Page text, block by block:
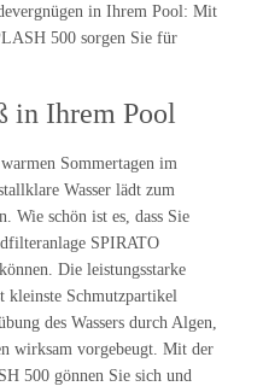
in Ihrem Pool: Mit
500 sorgen Sie für
in Ihrem Pool
Sommertagen im
Wasser lädt zum
Wie schön ist es, dass Sie
SPIRATO
Die leistungsstarke
kleinste Schmutzpartikel
des Wassers durch Algen,
wirksam vorgebeugt. Mit der
500 gönnen Sie sich und